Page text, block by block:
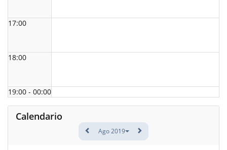
17:00
18:00
19:00 - 00:00
Calendario
Ago 2019